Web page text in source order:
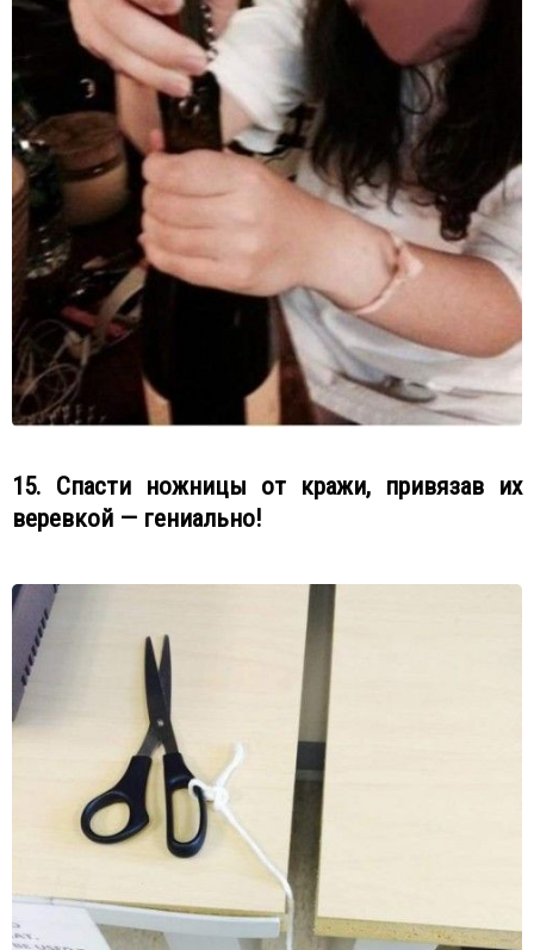
15. Спасти ножницы от кражи, привязав их
веревкой — гениально!